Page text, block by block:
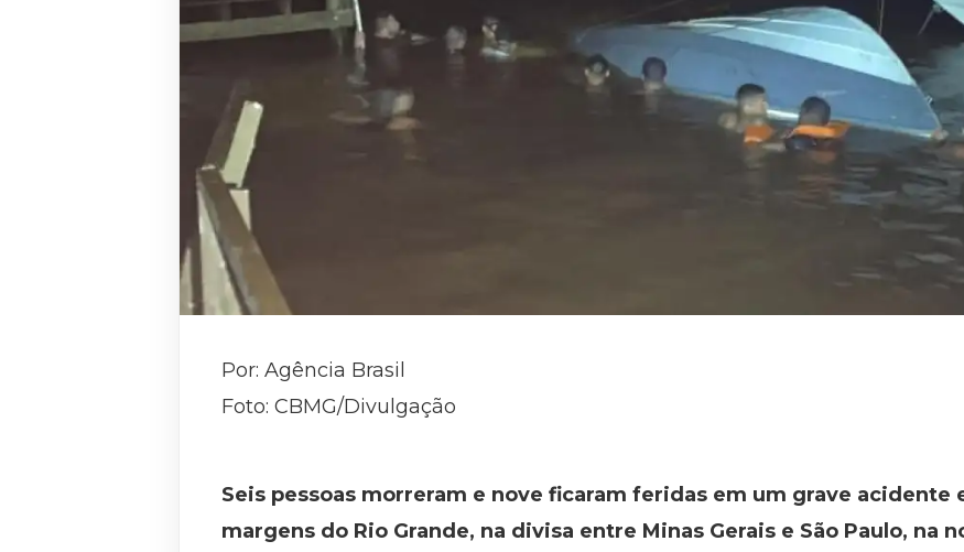
Por: Agência Brasil
Foto: CBMG/Divulgação
Seis pessoas morreram e nove ficaram feridas em um grave acidente
margens do Rio Grande, na divisa entre Minas Gerais e São Paulo, na